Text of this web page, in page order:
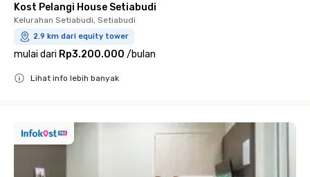
Kost Pelangi House Setiabudi
Kelurahan Setiabudi, Setiabudi
2.9 km dari equity tower
mulai dari Rp3.200.000 /bulan
Lihat info lebih banyak